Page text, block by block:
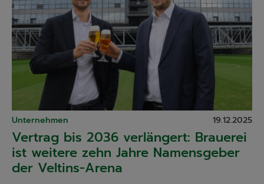
Unternehmen 19.12.2025
Vertrag bis 2036 verlängert: Brauerei
ist weitere zehn Jahre Namensgeber
der Veltins-Arena